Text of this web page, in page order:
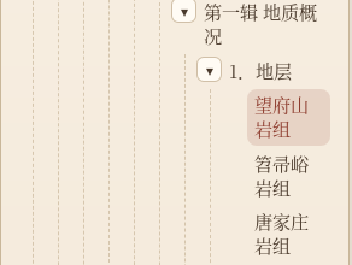
▾
第一辑 地质概
况
▾
1．地层
望府山
岩组
笤帚峪
岩组
唐家庄
岩组